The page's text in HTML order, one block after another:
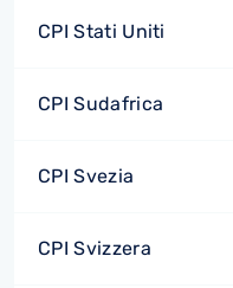
CPI Stati Uniti
CPI Sudafrica
CPI Svezia
CPI Svizzera